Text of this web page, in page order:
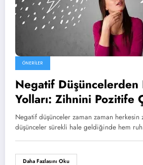
ÖNERILER
Negatif Düşüncelerden
Yolları: Zihnini Pozitife
Etkili Tekniği
Negatif düşünceler zaman zaman
düşünceler sürekli hale geldiğinde hem
Daha Fazlasını Oku